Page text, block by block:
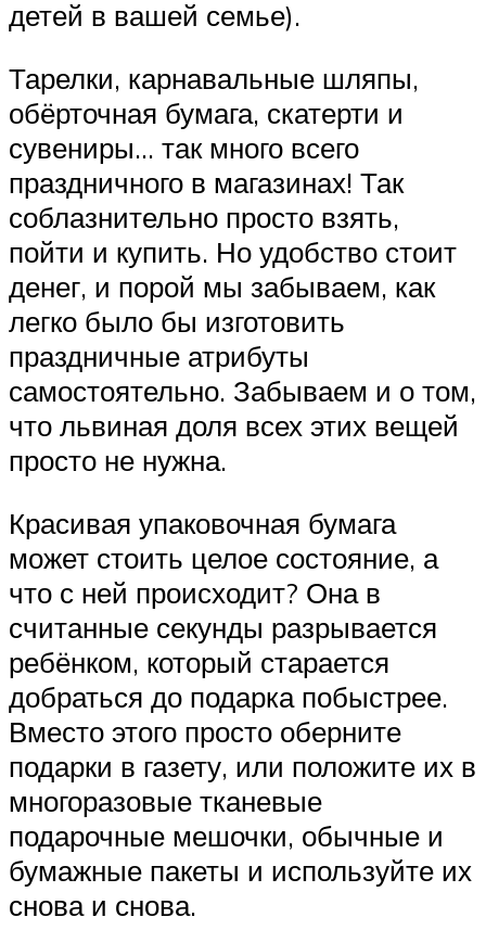
детей в вашей семье).
Тарелки, карнавальные шляпы,
обёрточная бумага, скатерти и
сувениры… так много всего
праздничного в магазинах! Так
соблазнительно просто взять,
пойти и купить. Но удобство стоит
денег, и порой мы забываем, как
легко было бы изготовить
праздничные атрибуты
самостоятельно. Забываем и о том,
что львиная доля всех этих вещей
просто не нужна.
Красивая упаковочная бумага
может стоить целое состояние, а
что с ней происходит? Она в
считанные секунды разрывается
ребёнком, который старается
добраться до подарка побыстрее.
Вместо этого просто оберните
подарки в газету, или положите их в
многоразовые тканевые
подарочные мешочки, обычные и
бумажные пакеты и используйте их
снова и снова.